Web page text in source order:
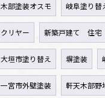
木部塗装オスモ 岐阜塗り替
クリヤー 新築戸建て 住宅
大垣市塗り替え 塀塗装
一宮市外壁塗装 軒天木部野